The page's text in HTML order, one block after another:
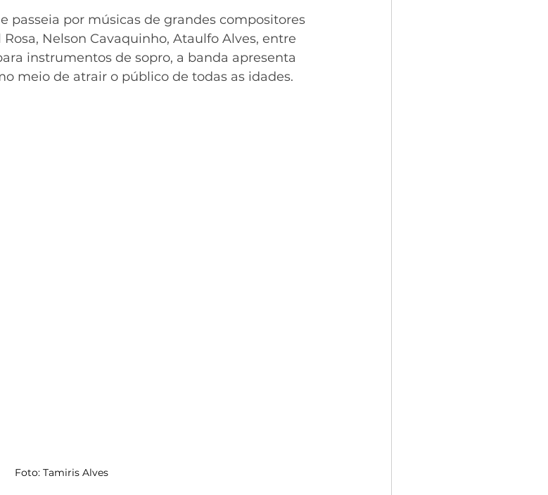
passeia por músicas de grandes compositores
Nelson Cavaquinho, Ataulfo Alves, entre
instrumentos de sopro, a banda apresenta
meio de atrair o público de todas as idades.
Foto: Tamiris Alves